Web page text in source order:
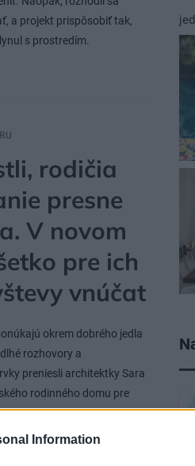
Information
a projekt prispôsobiť tak,
s prostredím.
rodičia
presne
V novom
pre ich
vnúčat
okrem dobrého jedla
rozhovory a
preniesli architektky Sara
rodinného domu pre
deťmi. Ich bývanie
s prácou, návštevami vnúčat